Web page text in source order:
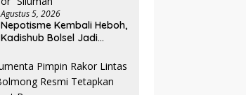
Agustus 5, 2026
Nepotisme Kembali Heboh,
Kadishub Bolsel Jadi
Anak Kandung Jadi Honor
“Siluman”